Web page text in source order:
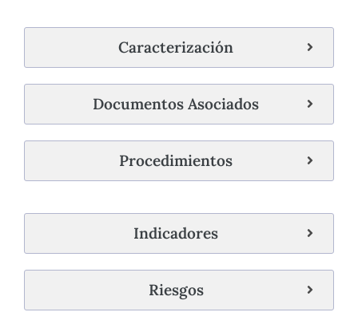
Caracterización
Documentos Asociados
Procedimientos
Indicadores
Riesgos